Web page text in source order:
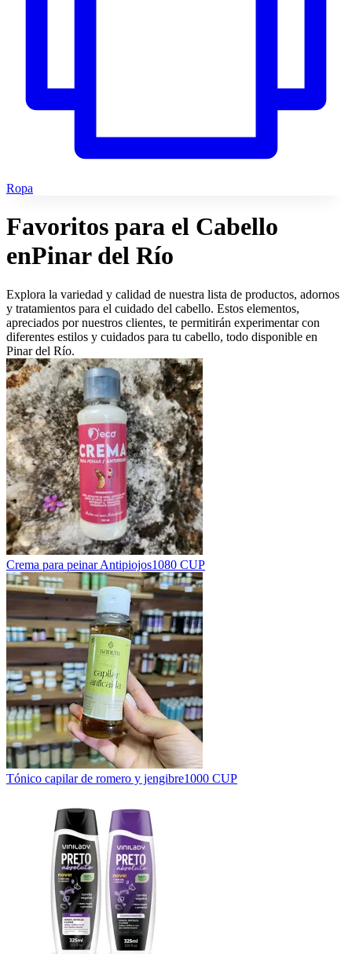
Ropa
Favoritos para el Cabello
enPinar del Río
Explora la variedad y calidad de nuestra lista de productos, adornos
y tratamientos para el cuidado del cabello. Estos elementos,
apreciados por nuestros clientes, te permitirán experimentar con
diferentes estilos y cuidados para tu cabello, todo disponible en
Pinar del Río.
Crema para peinar Antipiojos1080 CUP
Tónico capilar de romero y jengibre1000 CUP